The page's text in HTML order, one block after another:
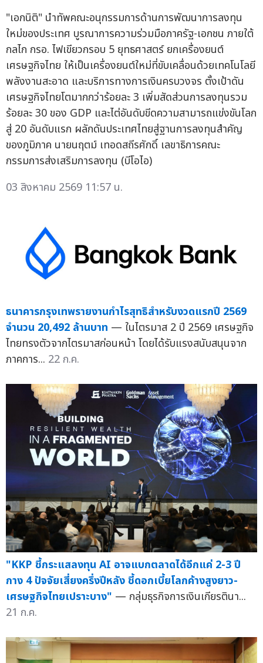
"เอกนิติ" นำทัพคณะอนุกรรมการด้านการพัฒนาการลงทุน
ใหม่ของประเทศ บูรณาการความร่วมมือภาครัฐ-เอกชน ภายใต้
กลไก กรอ. ไฟเขียวกรอบ 5 ยุทธศาสตร์ ยกเครื่องยนต์
เศรษฐกิจไทย ให้เป็นเครื่องยนต์ใหม่ที่ขับเคลื่อนด้วยเทคโนโลยี
พลังงานสะอาด และบริการทางการเงินครบวงจร ตั้งเป้าดัน
เศรษฐกิจไทยโตมากกว่าร้อยละ 3 เพิ่มสัดส่วนการลงทุนรวม
ร้อยละ 30 ของ GDP และไต่อันดับขีดความสามารถแข่งขันโลก
สู่ 20 อันดับแรก ผลักดันประเทศไทยสู่ฐานการลงทุนสำคัญ
ของภูมิภาค นายนฤตม์ เทอดสถีรศักดิ์ เลขาธิการคณะ
กรรมการส่งเสริมการลงทุน (บีโอไอ)
03 สิงหาคม 2569 11:57 น.
ธนาคารกรุงเทพรายงานกำไรสุทธิสำหรับงวดแรกปี 2569
จำนวน 20,492 ล้านบาท — ในไตรมาส 2 ปี 2569 เศรษฐกิจ
ไทยทรงตัวจากไตรมาสก่อนหน้า โดยได้รับแรงสนับสนุนจาก
ภาคการ... 22 ก.ค.
"KKP ชี้กระแสลงทุน AI อาจแบกตลาดได้อีกแค่ 2-3 ปี
กาง 4 ปัจจัยเสี่ยงครึ่งปีหลัง ชี้ดอกเบี้ยโลกค้างสูงยาว-
เศรษฐกิจไทยเปราะบาง" — กลุ่มธุรกิจการเงินเกียรตินา...
21 ก.ค.